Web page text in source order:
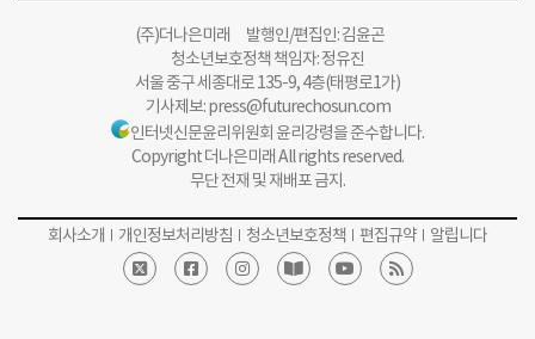
(주)더나은미래 발행인/편집인: 김윤곤
청소년보호정책 책임자: 정유진
서울 중구 세종대로 135-9, 4층(태평로1가)
기사제보:press@futurechosun.com
인터넷신문윤리위원회 윤리강령을 준수합니다.
Copyright 더나은미래 All rights reserved.
무단 전재 및 재배포 금지.
회사소개 개인정보처리방침 청소년보호정책 편집규약 알립니다